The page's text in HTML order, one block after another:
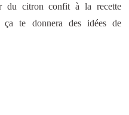
du citron confit à la recette
ça te donnera des idées de